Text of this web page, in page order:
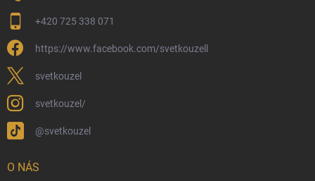
Reklamace a vrácení zboží
Věrnostní program
Velkoobchod
Ekologické balení objednávek
Podmínky ochrany osobních údajů
Ochranné známky a autorská práva
+420 725 338 071
https://www.facebook.com/svetkouzell
svetkouzel
svetkouzel/
@svetkouzel
O NÁS